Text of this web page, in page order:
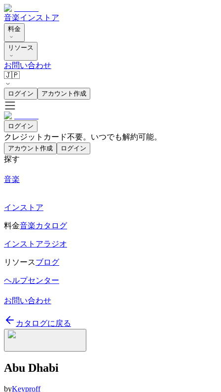
音楽インストア
料金
リソース
お問い合わせ
🇯🇵
ログイン アカウント作成
ログイン
クレジットカード不要。いつでも解約可能。
アカウント作成 ログイン
探す
音楽
インストア
料金音楽カタログ
インストアラジオ
リソースブログ
ヘルプセンター
お問い合わせ
カタログに戻る
Abu Dhabi
byKeyproff